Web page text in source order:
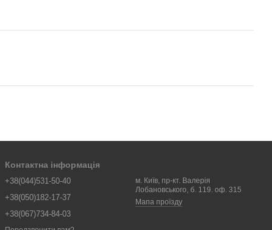
Контактна інформація
+38(044)531-50-40
+38(050)182-17-37
+38(067)734-84-03
м. Київ, пр-кт. Валерія
Лобановського, б. 119. оф. 315
Мапа проїзду